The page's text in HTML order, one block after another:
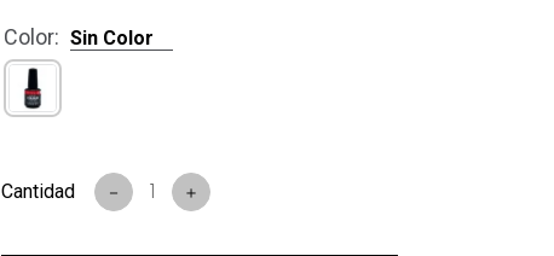
Color: Sin Color
＋
－